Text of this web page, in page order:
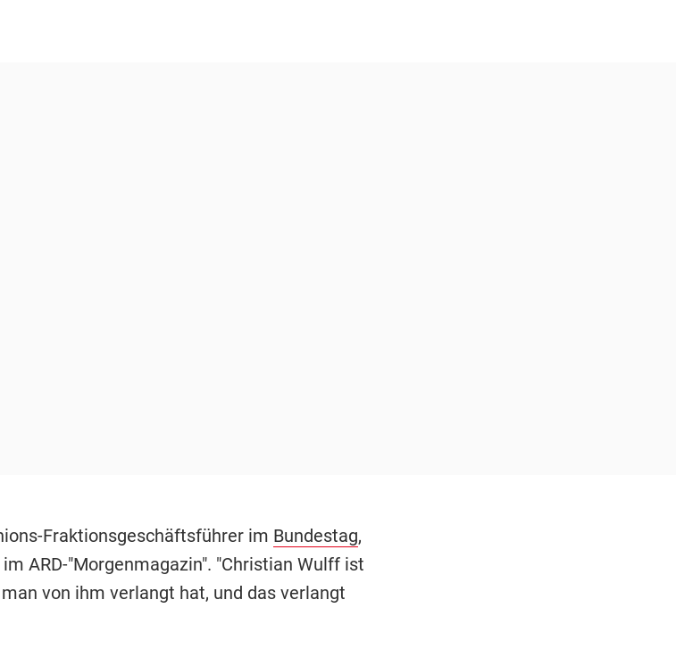
Fraktionsgeschäftsführer im Bundestag,
ARD-"Morgenmagazin". "Christian Wulff ist
von ihm verlangt hat, und das verlangt